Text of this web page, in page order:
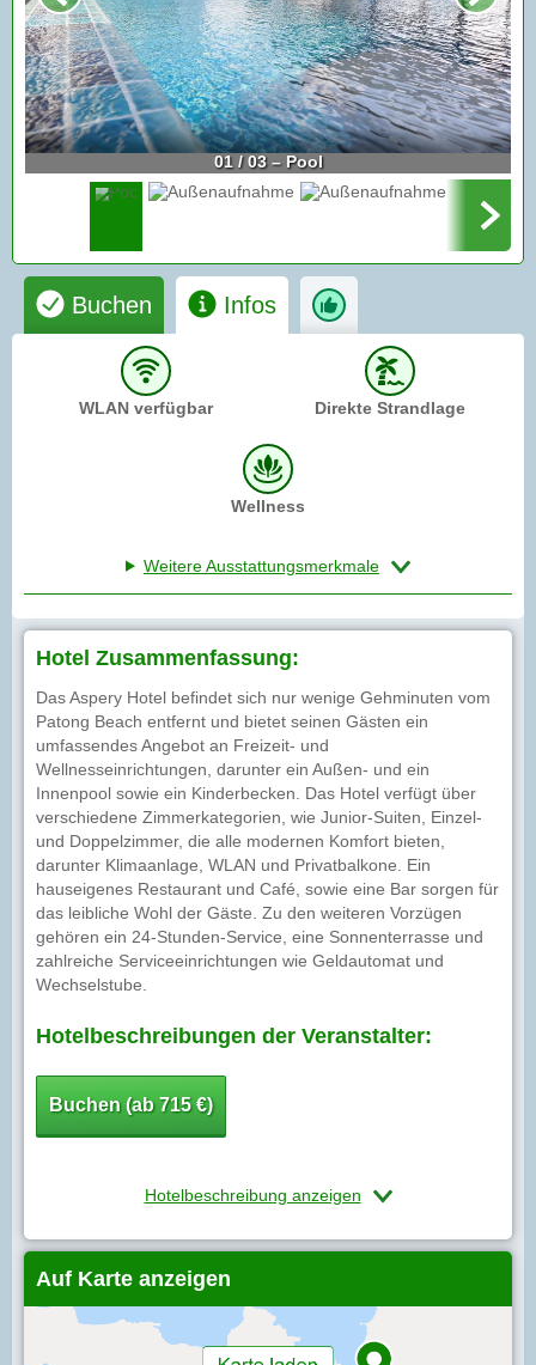
01 / 03 – Pool
Buchen Infos
WLAN verfügbar Direkte Strandlage
Wellness
Weitere Ausstattungsmerkmale
Hotel Zusammenfassung:
Das Aspery Hotel befindet sich nur wenige Gehminuten vom
Patong Beach entfernt und bietet seinen Gästen ein
umfassendes Angebot an Freizeit- und
Wellnesseinrichtungen, darunter ein Außen- und ein
Innenpool sowie ein Kinderbecken. Das Hotel verfügt über
verschiedene Zimmerkategorien, wie Junior-Suiten, Einzel-
und Doppelzimmer, die alle modernen Komfort bieten,
darunter Klimaanlage, WLAN und Privatbalkone. Ein
hauseigenes Restaurant und Café, sowie eine Bar sorgen für
das leibliche Wohl der Gäste. Zu den weiteren Vorzügen
gehören ein 24-Stunden-Service, eine Sonnenterrasse und
zahlreiche Serviceeinrichtungen wie Geldautomat und
Wechselstube.
Hotelbeschreibungen der Veranstalter:
Buchen (ab 715 €)
Hotelbeschreibung anzeigen
Auf Karte anzeigen